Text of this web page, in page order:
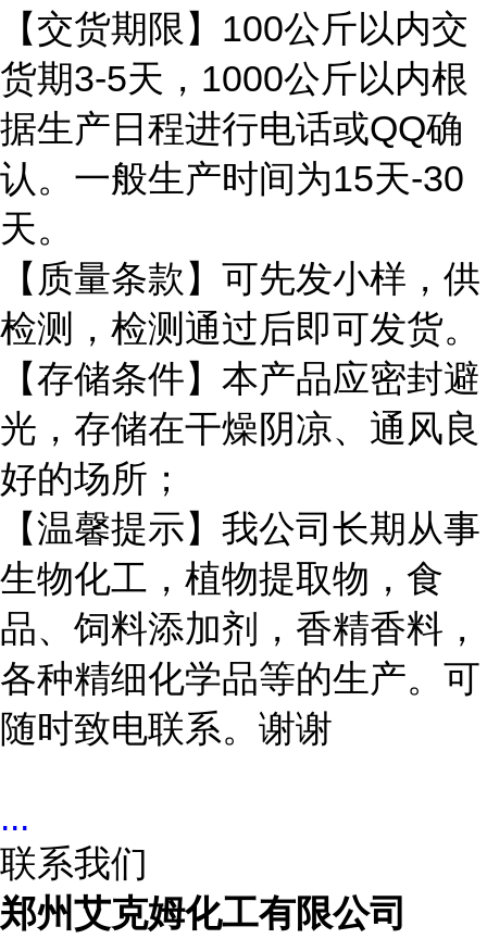
【交货期限】100公斤以内交
货期3-5天，1000公斤以内根
据生产日程进行电话或QQ确
认。一般生产时间为15天-30
天。
【质量条款】可先发小样，供
检测，检测通过后即可发货。
【存储条件】本产品应密封避
光，存储在干燥阴凉、通风良
好的场所；
【温馨提示】我公司长期从事
生物化工，植物提取物，食
品、饲料添加剂，香精香料，
各种精细化学品等的生产。可
随时致电联系。谢谢
...
联系我们
郑州艾克姆化工有限公司